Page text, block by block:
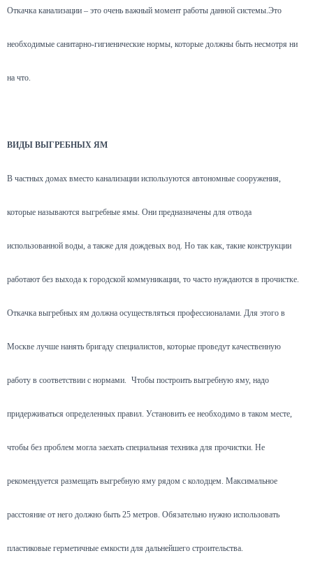
Откачка канализации – это очень важный момент работы данной системы.Это
необходимые санитарно-гигиенические нормы, которые должны быть несмотря ни
на что.
ВИДЫ ВЫГРЕБНЫХ ЯМ
В частных домах вместо канализации используются автономные сооружения,
которые называются выгребные ямы. Они предназначены для отвода
использованной воды, а также для дождевых вод. Но так как, такие конструкции
работают без выхода к городской коммуникации, то часто нуждаются в прочистке.
Откачка выгребных ям должна осуществляться профессионалами. Для этого в
Москве лучше нанять бригаду специалистов, которые проведут качественную
работу в соответствии с нормами. Чтобы построить выгребную яму, надо
придерживаться определенных правил. Установить ее необходимо в таком месте,
чтобы без проблем могла заехать специальная техника для прочистки. Не
рекомендуется размещать выгребную яму рядом с колодцем. Максимальное
расстояние от него должно быть 25 метров. Обязательно нужно использовать
пластиковые герметичные емкости для дальнейшего строительства.